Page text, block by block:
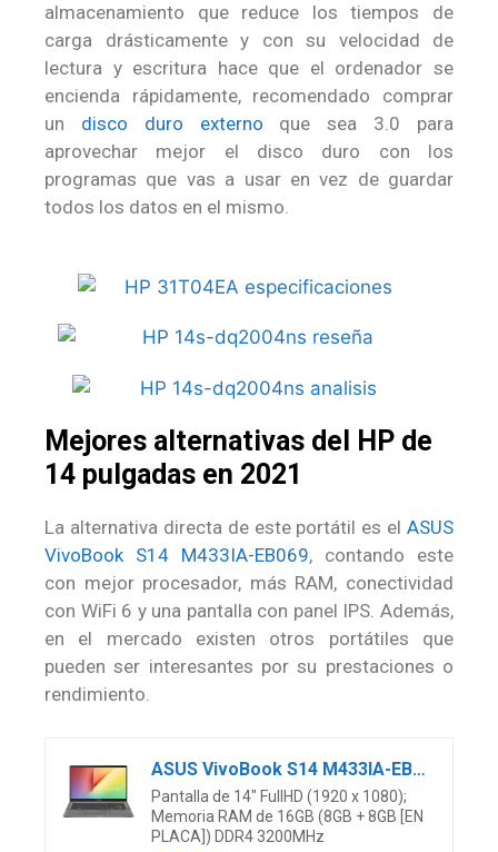
almacenamiento que reduce los tiempos de
carga drásticamente y con su velocidad de
lectura y escritura hace que el ordenador se
encienda rápidamente, recomendado comprar
un disco duro externo que sea 3.0 para
aprovechar mejor el disco duro con los
programas que vas a usar en vez de guardar
todos los datos en el mismo.
Mejores alternativas del HP de
14 pulgadas en 2021
La alternativa directa de este portátil es el ASUS
VivoBook S14 M433IA-EB069, contando este
con mejor procesador, más RAM, conectividad
con WiFi 6 y una pantalla con panel IPS. Además,
en el mercado existen otros portátiles que
pueden ser interesantes por su prestaciones o
rendimiento.
ASUS VivoBook S14 M433IA-EB069 – Ordenador portátil de 14″ FullHD (Ryzen7-4700U, 16GB RAM, 512GB SSD, Radeon Graphics, Sin sistema operativo) Negro – Teclado QWERTY Español
Pantalla de 14″ FullHD (1920 x 1080);
Memoria RAM de 16GB (8GB + 8GB [EN
PLACA]) DDR4 3200MHz